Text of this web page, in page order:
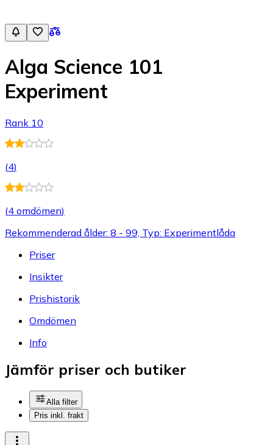
Alga Science 101
Experiment
Rank 10
(4)
(4 omdömen)
Rekommenderad ålder: 8 - 99, Typ: Experimentlåda
Priser
Insikter
Prishistorik
Omdömen
Info
Jämför priser och butiker
Alla filter
Pris inkl. frakt